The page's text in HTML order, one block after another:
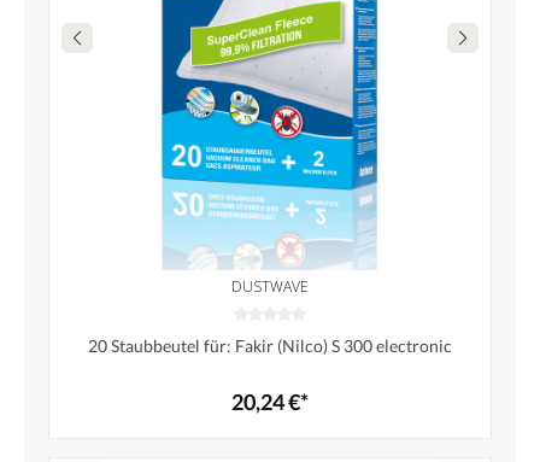
DUSTWAVE
20 Staubbeutel für: Fakir (Nilco) S 300 electronic
20,24 €*